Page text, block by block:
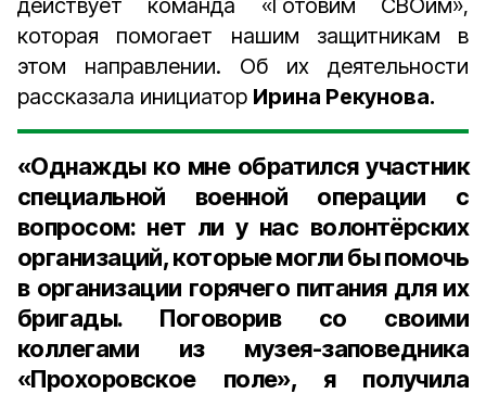
действует команда «Готовим СВОим»,
которая помогает нашим защитникам в
этом направлении. Об их деятельности
рассказала инициатор Ирина Рекунова.
«Однажды ко мне обратился участник
специальной военной операции с
вопросом: нет ли у нас волонтёрских
организаций, которые могли бы помочь
в организации горячего питания для их
бригады. Поговорив со своими
коллегами из музея-заповедника
«Прохоровское поле», я получила